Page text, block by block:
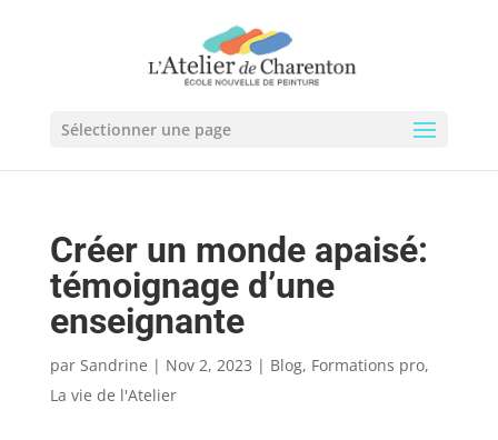
Sélectionner une page
Créer un monde apaisé:
témoignage d’une
enseignante
par Sandrine | Nov 2, 2023 | Blog, Formations pro,
La vie de l'Atelier